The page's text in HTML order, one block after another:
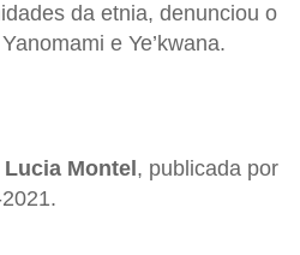
da etnia, denunciou o
e Ye’kwana.
Lucia Montel, publicada por